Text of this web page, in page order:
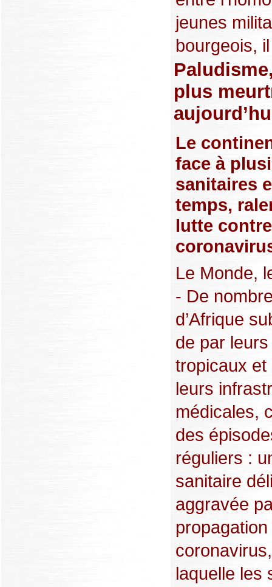
jeunes
bourgeois,
plus
Le
face à
sanitaires
temps,
lutte
Le Monde,
- De
d’Afrique
de par
tropicaux et
leurs
médicales,
des
réguliers :
sanitaire
aggravée
propagation
laquelle les